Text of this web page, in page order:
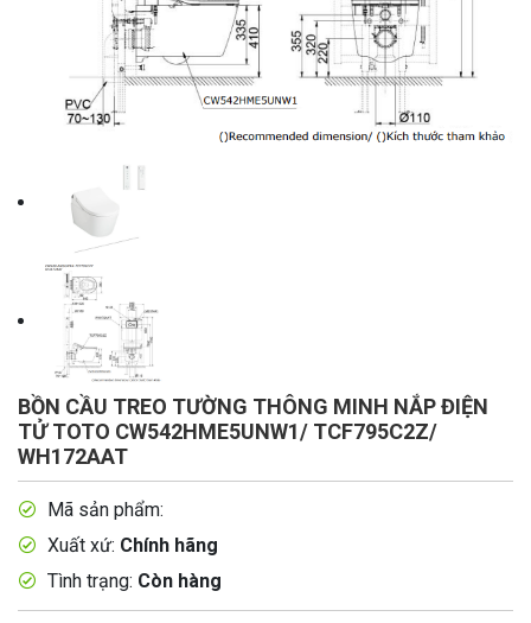
BỒN CẦU TREO TƯỜNG THÔNG MINH NẮP ĐIỆN
TỬ TOTO CW542HME5UNW1/ TCF795C2Z/
WH172AAT
Mã sản phẩm:
Xuất xứ: Chính hãng
Tình trạng: Còn hàng